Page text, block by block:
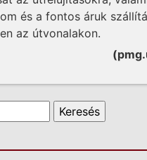
és a fontos áruk
az útvonalakon.